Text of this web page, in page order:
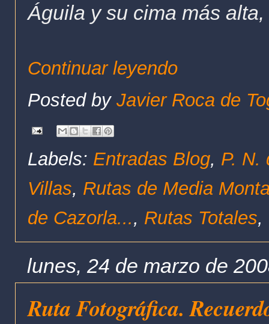
Águila y su cima más
Continuar leyendo
Posted by Javier Roca de
Labels: Entradas Blog, P. N.
Villas, Rutas de Media
de Cazorla..., Rutas Totales,
lunes, 24 de marzo de
Ruta Fotográfica.